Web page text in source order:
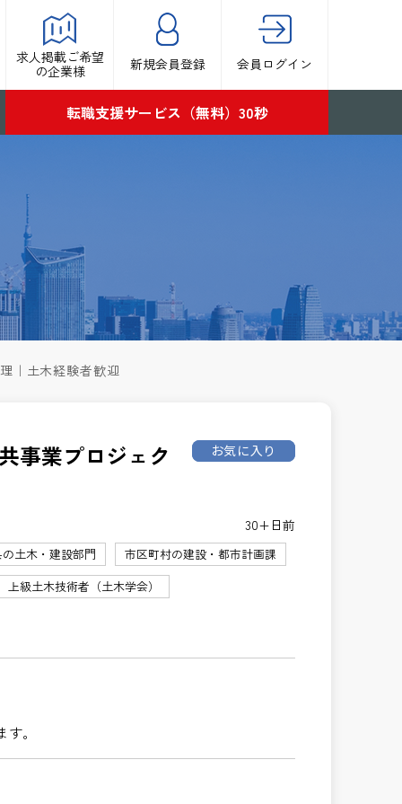
求人掲載ご希望
の企業様
新規会員登録 会員ログイン
転職支援サービス（無料）30秒
｜土木経験者歓迎
事業プロジェク お気に入り
30+日前
土木・建設部門
市区町村の建設・都市計画課
上級土木技術者（土木学会）
。